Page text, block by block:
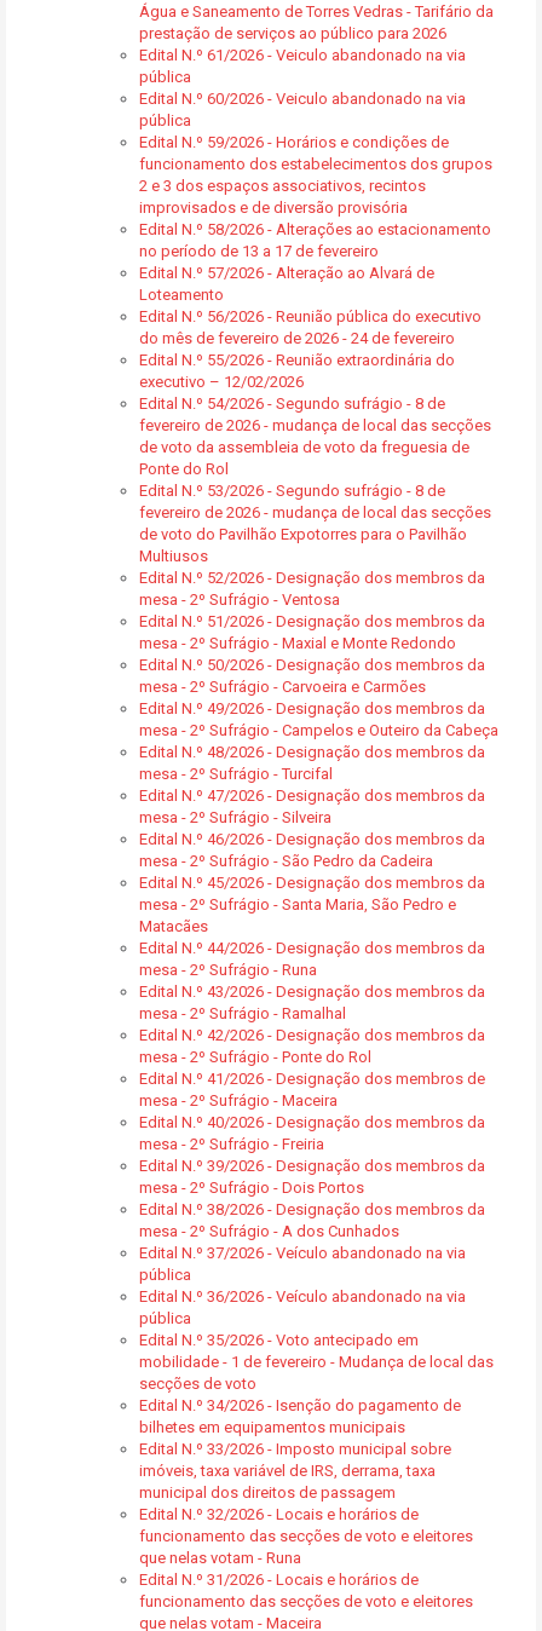
Água e Saneamento de Torres Vedras - Tarifário da
prestação de serviços ao público para 2026
Edital N.º 61/2026 - Veiculo abandonado na via
pública
Edital N.º 60/2026 - Veiculo abandonado na via
pública
Edital N.º 59/2026 - Horários e condições de
funcionamento dos estabelecimentos dos grupos
2 e 3 dos espaços associativos, recintos
improvisados e de diversão provisória
Edital N.º 58/2026 - Alterações ao estacionamento
no período de 13 a 17 de fevereiro
Edital N.º 57/2026 - Alteração ao Alvará de
Loteamento
Edital N.º 56/2026 - Reunião pública do executivo
do mês de fevereiro de 2026 - 24 de fevereiro
Edital N.º 55/2026 - Reunião extraordinária do
executivo – 12/02/2026
Edital N.º 54/2026 - Segundo sufrágio - 8 de
fevereiro de 2026 - mudança de local das secções
de voto da assembleia de voto da freguesia de
Ponte do Rol
Edital N.º 53/2026 - Segundo sufrágio - 8 de
fevereiro de 2026 - mudança de local das secções
de voto do Pavilhão Expotorres para o Pavilhão
Multiusos
Edital N.º 52/2026 - Designação dos membros da
mesa - 2º Sufrágio - Ventosa
Edital N.º 51/2026 - Designação dos membros da
mesa - 2º Sufrágio - Maxial e Monte Redondo
Edital N.º 50/2026 - Designação dos membros da
mesa - 2º Sufrágio - Carvoeira e Carmões
Edital N.º 49/2026 - Designação dos membros da
mesa - 2º Sufrágio - Campelos e Outeiro da Cabeça
Edital N.º 48/2026 - Designação dos membros da
mesa - 2º Sufrágio - Turcifal
Edital N.º 47/2026 - Designação dos membros da
mesa - 2º Sufrágio - Silveira
Edital N.º 46/2026 - Designação dos membros da
mesa - 2º Sufrágio - São Pedro da Cadeira
Edital N.º 45/2026 - Designação dos membros da
mesa - 2º Sufrágio - Santa Maria, São Pedro e
Matacães
Edital N.º 44/2026 - Designação dos membros da
mesa - 2º Sufrágio - Runa
Edital N.º 43/2026 - Designação dos membros da
mesa - 2º Sufrágio - Ramalhal
Edital N.º 42/2026 - Designação dos membros da
mesa - 2º Sufrágio - Ponte do Rol
Edital N.º 41/2026 - Designação dos membros de
mesa - 2º Sufrágio - Maceira
Edital N.º 40/2026 - Designação dos membros da
mesa - 2º Sufrágio - Freiria
Edital N.º 39/2026 - Designação dos membros da
mesa - 2º Sufrágio - Dois Portos
Edital N.º 38/2026 - Designação dos membros da
mesa - 2º Sufrágio - A dos Cunhados
Edital N.º 37/2026 - Veículo abandonado na via
pública
Edital N.º 36/2026 - Veículo abandonado na via
pública
Edital N.º 35/2026 - Voto antecipado em
mobilidade - 1 de fevereiro - Mudança de local das
secções de voto
Edital N.º 34/2026 - Isenção do pagamento de
bilhetes em equipamentos municipais
Edital N.º 33/2026 - Imposto municipal sobre
imóveis, taxa variável de IRS, derrama, taxa
municipal dos direitos de passagem
Edital N.º 32/2026 - Locais e horários de
funcionamento das secções de voto e eleitores
que nelas votam - Runa
Edital N.º 31/2026 - Locais e horários de
funcionamento das secções de voto e eleitores
que nelas votam - Maceira